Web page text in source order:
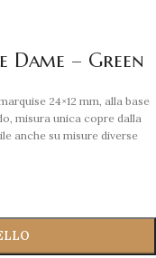
– Green
24×12 mm, alla base
misura unica copre dalla
anche su misure diverse